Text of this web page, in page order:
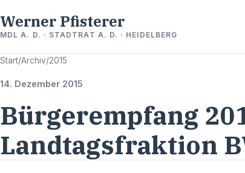
Werner Pfisterer
MDL A. D. · STADTRAT A. D. · HEIDELBERG
Start/Archiv/2015
14. Dezember 2015
Bürgerempfang
Landtagsfraktion